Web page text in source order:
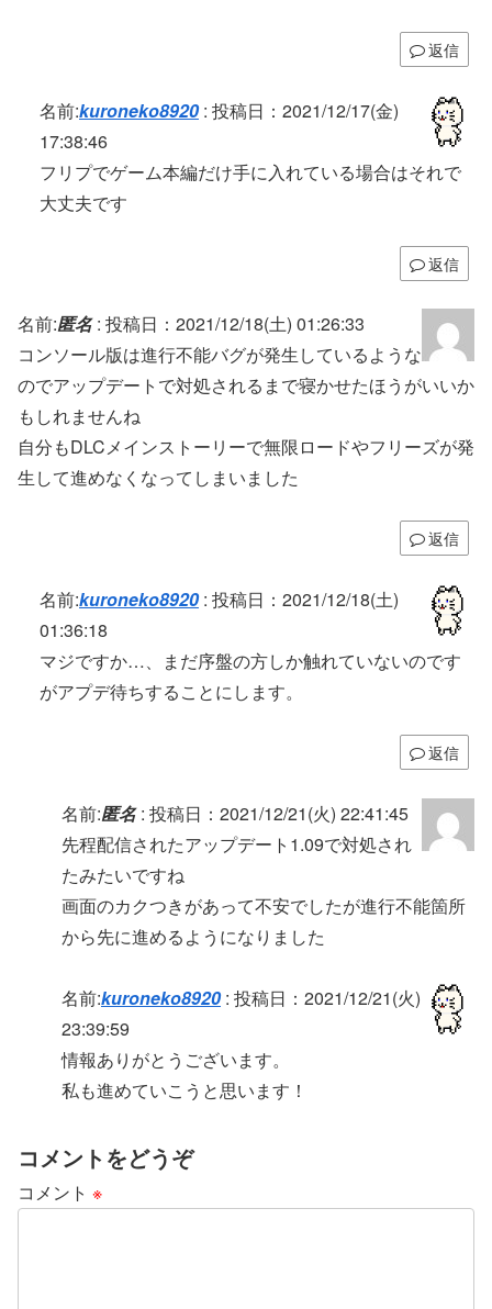
返信
名前:kuroneko8920: 投稿日：2021/12/17(金)
17:38:46
フリプでゲーム本編だけ手に入れている場合はそれで
大丈夫です
返信
名前:匿名: 投稿日：2021/12/18(土) 01:26:33
コンソール版は進行不能バグが発生しているような
のでアップデートで対処されるまで寝かせたほうがいいか
もしれませんね
自分もDLCメインストーリーで無限ロードやフリーズが発
生して進めなくなってしまいました
返信
名前:kuroneko8920: 投稿日：2021/12/18(土)
01:36:18
マジですか…、まだ序盤の方しか触れていないのです
がアプデ待ちすることにします。
返信
名前:匿名: 投稿日：2021/12/21(火) 22:41:45
先程配信されたアップデート1.09で対処され
たみたいですね
画面のカクつきがあって不安でしたが進行不能箇所
から先に進めるようになりました
名前:kuroneko8920: 投稿日：2021/12/21(火)
23:39:59
情報ありがとうございます。
私も進めていこうと思います！
コメントをどうぞ
コメント ※